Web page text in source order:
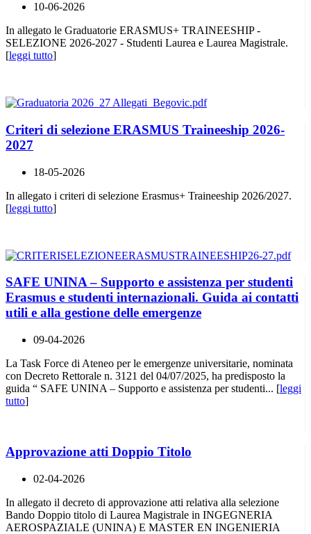
10-06-2026
In allegato le Graduatorie ERASMUS+ TRAINEESHIP -
SELEZIONE 2026-2027 - Studenti Laurea e Laurea Magistrale.
[leggi tutto]
Criteri di selezione ERASMUS Traineeship 2026-
2027
18-05-2026
In allegato i criteri di selezione Erasmus+ Traineeship 2026/2027.
[leggi tutto]
SAFE UNINA – Supporto e assistenza per studenti
Erasmus e studenti internazionali. Guida ai contatti
utili e alla gestione delle emergenze
09-04-2026
La Task Force di Ateneo per le emergenze universitarie, nominata
con Decreto Rettorale n. 3121 del 04/07/2025, ha predisposto la
guida “ SAFE UNINA – Supporto e assistenza per studenti... [leggi
tutto]
Approvazione atti Doppio Titolo
02-04-2026
In allegato il decreto di approvazione atti relativa alla selezione
Bando Doppio titolo di Laurea Magistrale in INGEGNERIA
AEROSPAZIALE (UNINA) E MASTER EN INGENIERIA